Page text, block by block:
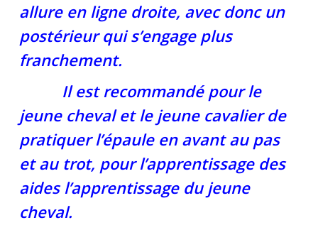
allure en ligne droite, avec donc un
postérieur qui s’engage plus
franchement.
Il est recommandé pour le
jeune cheval et le jeune cavalier de
pratiquer l’épaule en avant au pas
et au trot, pour l’apprentissage des
aides l’apprentissage du jeune
cheval.